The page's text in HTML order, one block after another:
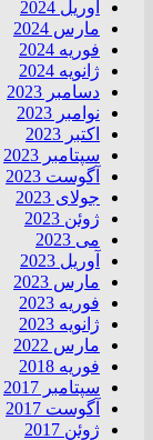
آوریل 2024
مارس 2024
فوریه 2024
ژانویه 2024
دسامبر 2023
نوامبر 2023
اکتبر 2023
سپتامبر 2023
آگوست 2023
جولای 2023
ژوئن 2023
می 2023
آوریل 2023
مارس 2023
فوریه 2023
ژانویه 2023
مارس 2022
فوریه 2018
سپتامبر 2017
آگوست 2017
ژوئن 2017